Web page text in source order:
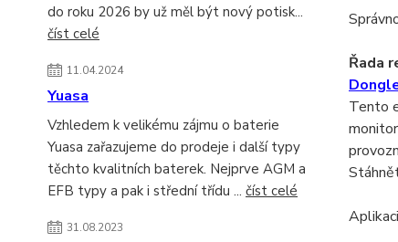
do roku 2026 by už měl být nový potisk...
číst celé
11.04.2024
Yuasa
Vzhledem k velikému zájmu o baterie
Yuasa zařazujeme do prodeje i další typy
těchto kvalitních baterek. Nejprve AGM a
EFB typy a pak i střední třídu ... číst celé
31.08.2023
Řada
Tento
Aplikaci